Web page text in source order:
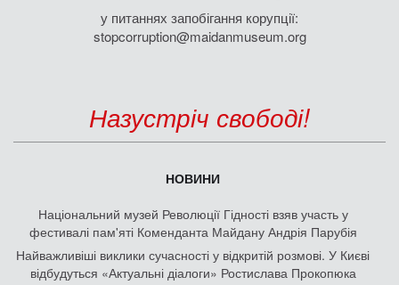
у питаннях запобігання корупції:
stopcorruption@maidanmuseum.org
Назустріч свободі!
НОВИНИ
Національний музей Революції Гідності взяв участь у
фестивалі пам'яті Коменданта Майдану Андрія Парубія
Найважливіші виклики сучасності у відкритій розмові. У Києві
відбудуться «Актуальні діалоги» Ростислава Прокопюка